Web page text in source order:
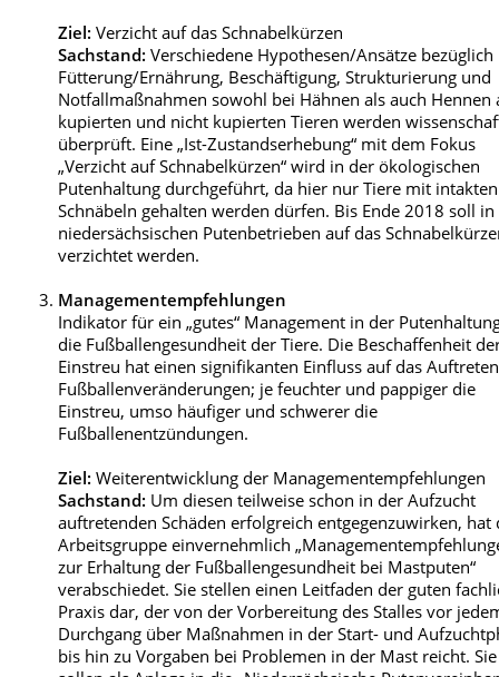
Ziel: Verzicht auf das Schnabelkürzen
Sachstand: Verschiedene Hypothesen/Ansätze bezüglich
Fütterung/Ernährung, Beschäftigung, Strukturierung und
Notfallmaßnahmen sowohl bei Hähnen als auch Hennen
kupierten und nicht kupierten Tieren werden
überprüft. Eine „Ist-Zustandserhebung“ mit dem Fokus
„Verzicht auf Schnabelkürzen“ wird in der ökologischen
Putenhaltung durchgeführt, da hier nur Tiere mit intakten
Schnäbeln gehalten werden dürfen. Bis Ende 2018 soll in
niedersächsischen Putenbetrieben auf das
verzichtet werden.
Managementempfehlungen
Indikator für ein „gutes“ Management in der
die Fußballengesundheit der Tiere. Die Beschaffenheit
Einstreu hat einen signifikanten Einfluss auf das
Fußballenveränderungen; je feuchter und pappiger die
Einstreu, umso häufiger und schwerer die
Fußballenentzündungen.
Ziel: Weiterentwicklung der Managementempfehlungen
Sachstand: Um diesen teilweise schon in der Aufzucht
auftretenden Schäden erfolgreich entgegenzuwirken, hat
Arbeitsgruppe einvernehmlich
zur Erhaltung der Fußballengesundheit bei Mastputen“
verabschiedet. Sie stellen einen Leitfaden der guten
Praxis dar, der von der Vorbereitung des Stalles vor
Durchgang über Maßnahmen in der Start- und
bis hin zu Vorgaben bei Problemen in der Mast reicht. Sie